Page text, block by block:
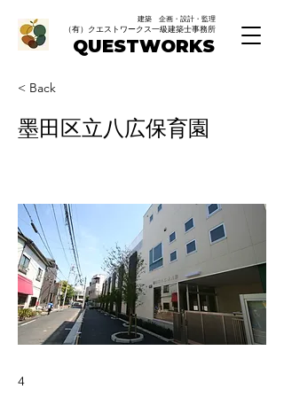
QUESTWORKS
（有）クエストワークス一級建築士事務所
建築 企画・設計・監理
< Back
墨田区立八広保育園
4